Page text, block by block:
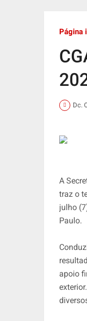
Página
Dc.
A
traz o
julho
Paulo.
apoio